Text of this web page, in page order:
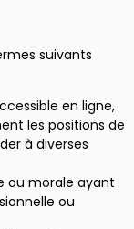
suivants
en ligne,
les positions de
à diverses
ou morale ayant
ou